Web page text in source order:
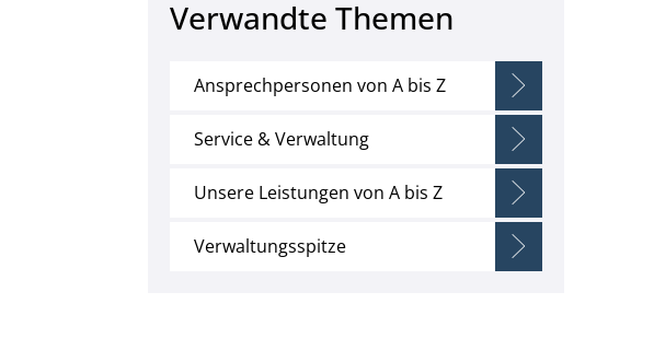
Verwandte Themen
Ansprechpersonen von A bis Z
Service & Verwaltung
Unsere Leistungen von A bis Z
Verwaltungsspitze